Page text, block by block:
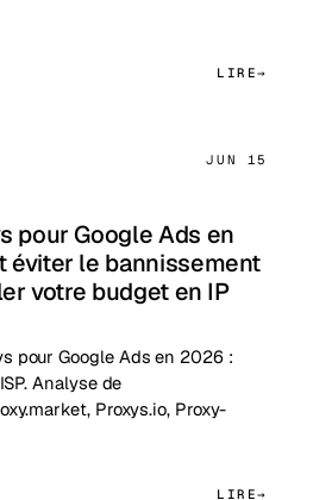
LIRE
JUN 15
pour Google Ads en
éviter le bannissement
votre budget en IP
pour Google Ads en 2026 :
Analyse de
Proxys.io, Proxy-
LIRE